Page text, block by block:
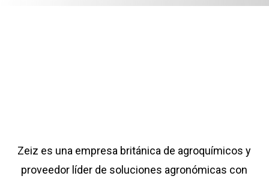
Zeiz es una empresa británica de agroquímicos y
proveedor líder de soluciones agronómicas con